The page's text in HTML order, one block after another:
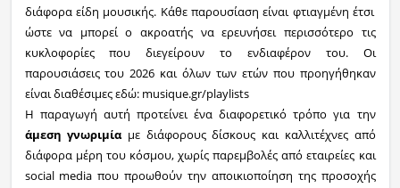
διάφορα είδη μουσικής. Κάθε παρουσίαση είναι φτιαγμένη έτσι
ώστε να μπορεί ο ακροατής ναερευνήσειπερισσότερο τις
κυκλοφορίες που διεγείρουν το ενδιαφέρον του. Οι
παρουσιάσεις του 2026 και όλων των ετών που προηγήθηκαν
είναι διαθέσιμες εδώ: musique.gr/playlists
Η παραγωγή αυτή προτείνει ένα διαφορετικό τρόπο για την
άμεση γνωριμίαμε διάφορους δίσκους και καλλιτέχνες από
διάφορα μέρη του κόσμου, χωρίς παρεμβολές από εταιρείες και
social mediaπου προωθούν την αποικιοποίηση της προσοχής